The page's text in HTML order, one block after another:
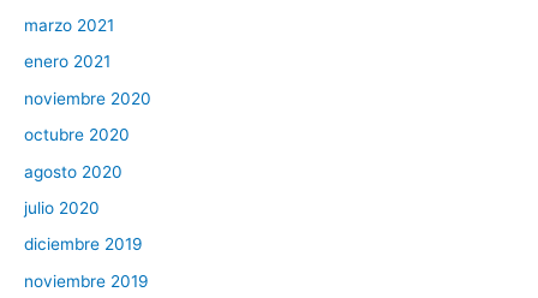
marzo 2021
enero 2021
noviembre 2020
octubre 2020
agosto 2020
julio 2020
diciembre 2019
noviembre 2019